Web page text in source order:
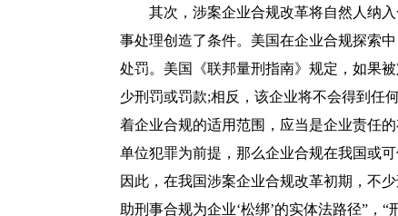
其次，涉案企业合规改革将自然人纳入
事处理创造了条件。美国在企业合规探索
处罚。美国《联邦量刑指南》规定，如果
少刑罚或罚款;相反，该企业将不会得到任
着企业合规的适用范围，应当是企业责任
单位犯罪为前提，那么企业合规在我国或
因此，在我国涉案企业合规改革初期，不
助刑事合规为企业‘松绑’的实体法路径”，